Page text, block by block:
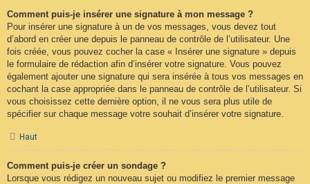
Comment puis-je insérer une signature à mon message ?
Pour insérer une signature à un de vos messages, vous devez tout
d’abord en créer une depuis le panneau de contrôle de l’utilisateur. Une
fois créée, vous pouvez cocher la case « Insérer une signature » depuis
le formulaire de rédaction afin d’insérer votre signature. Vous pouvez
également ajouter une signature qui sera insérée à tous vos messages en
cochant la case appropriée dans le panneau de contrôle de l’utilisateur. Si
vous choisissez cette dernière option, il ne vous sera plus utile de
spécifier sur chaque message votre souhait d’insérer votre signature.
Haut
Comment puis-je créer un sondage ?
Lorsque vous rédigez un nouveau sujet ou modifiez le premier message